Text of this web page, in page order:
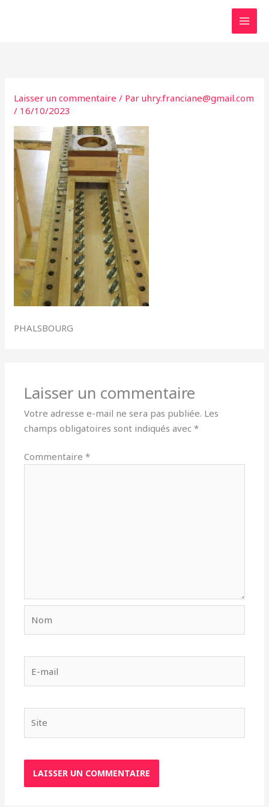
Laisser un commentaire / Paruhry.franciane@gmail.com
/ 16/10/2023
PHALSBOURG
Laisser un commentaire
Votre adresse e-mail ne sera pas publiée. Les
champs obligatoires sont indiqués avec*
Commentaire*
mail